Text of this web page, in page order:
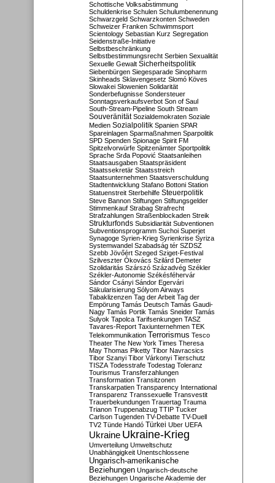
Schottische Volksabstimmung
Schuldenkrise Schulen Schulumbenennung
Schwarzgeld Schwarzkonten Schweden
Schweizer Franken Schwimmsport
Scientology Sebastian Kurz Segregation
Seidenstraße-Initiative
Selbstbeschränkung
Selbstbestimmungsrecht Serbien Sexualität
Sexuelle Gewalt Sicherheitspolitik
Siebenbürgen Siegesparade Sinopharm
Skinheads Sklavengesetz Slomó Köves
Slowakei Slowenien Solidarität
Sonderbefugnisse Sondersteuer
Sonntagsverkaufsverbot Son of Saul
South-Stream-Pipeline South Stream
Souveränität Sozialdemokraten Soziale
Medien Sozialpolitik Spanien SPAR
Spareinlagen Sparmaßnahmen Sparpolitik
SPD Spenden Spionage Spirit FM
Spitzelvorwürfe Spitzenämter Sportpolitik
Sprache Srđa Popović Staatsanleihen
Staatsausgaben Staatspräsident
Staatssekretär Staatsstreich
Staatsunternehmen Staatsverschuldung
Stadtentwicklung Stafano Bottoni Station
Statuenstreit Sterbehilfe Steuerpolitik
Steve Bannon Stiftungen Stiftungsgelder
Stimmenkauf Strabag Strafrecht
Strafzahlungen Straßenblockaden Streik
Strukturfonds Subsidiarität Subventionen
Subventionsprogramm Suchoi Superjet
Synagoge Syrien-Krieg Syrienkrise Syriza
Systemwandel Szabadság tér SZDSZ
Szebb Jövőért Szeged Sziget-Festival
Szilveszter Ókovács Szilárd Demeter
Szolidaritás Szárszó Századvég Székler
Székler-Autonomie Székésféhervár
Sándor Csányi Sándor Egervári
Säkularisierung Sólyom Airways
Tabaklizenzen Tag der Arbeit Tag der
Empörung Tamás Deutsch Tamás Gaudi-
Nagy Tamás Portik Tamás Sneider Tamás
Sulyok Tapolca Tarifsenkungen TASZ
Tavares-Report Taxiunternehmen TEK
Telekommunikation Terrorismus Tesco
Theater The New York Times Theresa
May Thomas Piketty Tibor Navracsics
Tibor Szanyi Tibor Várkonyi Tierschutz
TISZA Todesstrafe Todestag Toleranz
Tourismus Transferzahlungen
Transformation Transitzonen
Transkarpatien Transparency International
Transparenz Transsexuelle Transvestit
Trauerbekundungen Trauertag Trauma
Trianon Truppenabzug TTIP Tucker
Carlson Tugenden TV-Debatte TV-Duell
TV2 Tünde Handó Türkei Uber UEFA
Ukraine Ukraine-Krieg
Umverteilung Umweltschutz
Unabhängigkeit Unentschlossene
Ungarisch-amerikanische
Beziehungen Ungarisch-deutsche
Beziehungen Ungarische Akademie der